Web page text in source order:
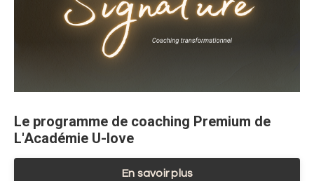
Le programme de coaching Premium de
L'Académie U-love
En savoir plus